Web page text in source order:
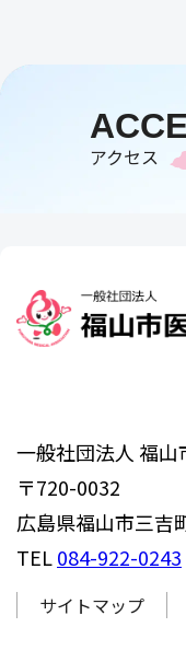
アクセス
一般社団法人 福山
〒720-0032
広島県福山市三吉
TEL084-922-0243
サイトマップ